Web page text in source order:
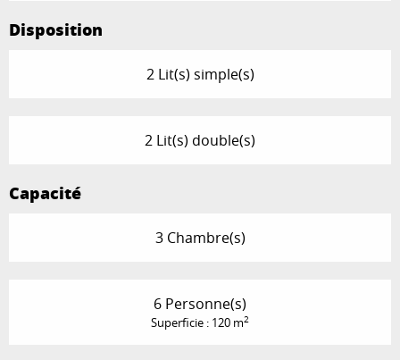
Disposition
2 Lit(s) simple(s)
2 Lit(s) double(s)
Capacité
3 Chambre(s)
6 Personne(s)
Superficie : 120 m2